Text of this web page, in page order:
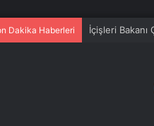
Dakika Haberleri İçişleri Bakanı